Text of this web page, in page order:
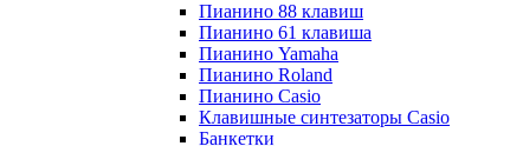
Пианино 88 клавиш
Пианино 61 клавиша
Пианино Yamaha
Пианино Roland
Пианино Casio
Клавишные синтезаторы Casio
Банкетки